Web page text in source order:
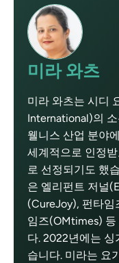
미라 와츠
미라 와츠는 시디
International)의
웰니스 산업 분야
세계적으로 인정
로 선정되기도 했
은 엘리펀트 저널
(CureJoy), 펀타임
임즈(OMtimes) 등
다. 2022년에는
습니다. 미라는 요